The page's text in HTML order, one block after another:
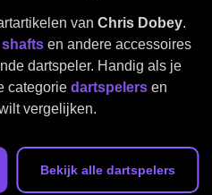
van Chris Dobey.
shaftsen andere accessoires
dartspeler. Handig als je
categorie dartspelersen
vergelijken.
Bekijk alle dartspelers